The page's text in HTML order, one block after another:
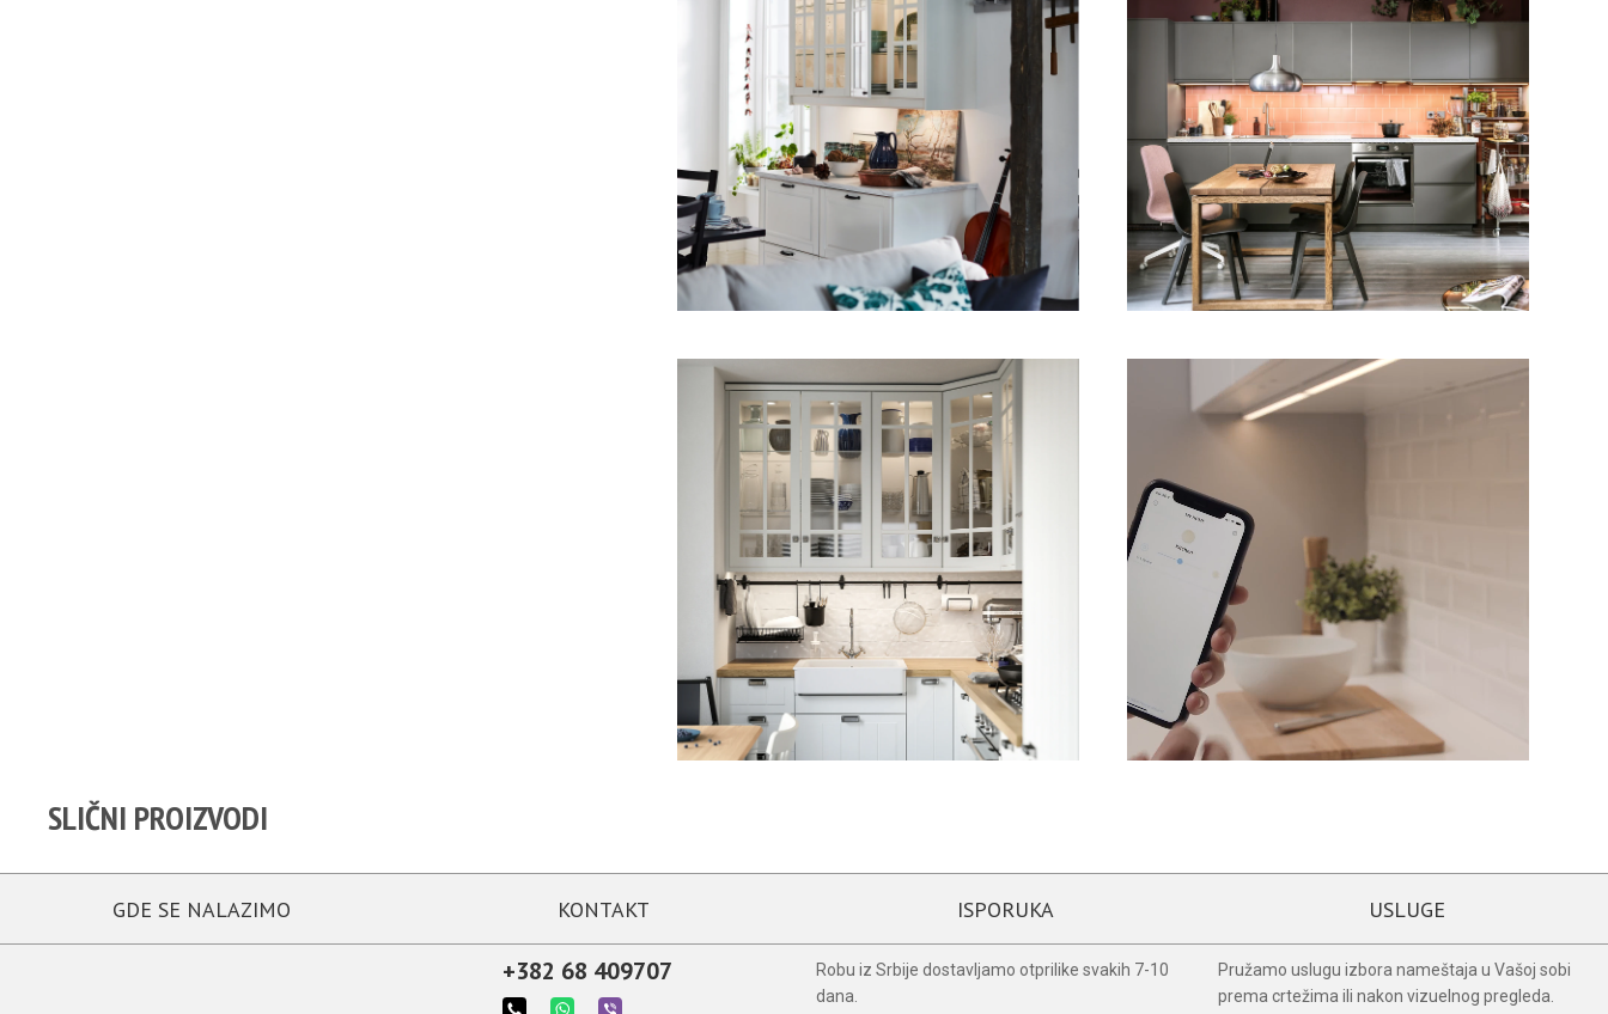
SLIČNI PROIZVODI
GDE SE NALAZIMO KONTAKT
+382 68 409707
ISPORUKA
Robu iz Srbije dostavljamo otprilike svakih 7-10
dana.
USLUGE
Pružamo uslugu izbora nameštaja u Vašoj sobi
prema crtežima ili nakon vizuelnog pregleda.